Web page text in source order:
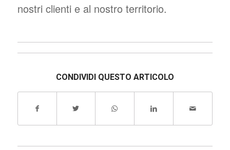
nostri clienti e al nostro territorio.
CONDIVIDI QUESTO ARTICOLO